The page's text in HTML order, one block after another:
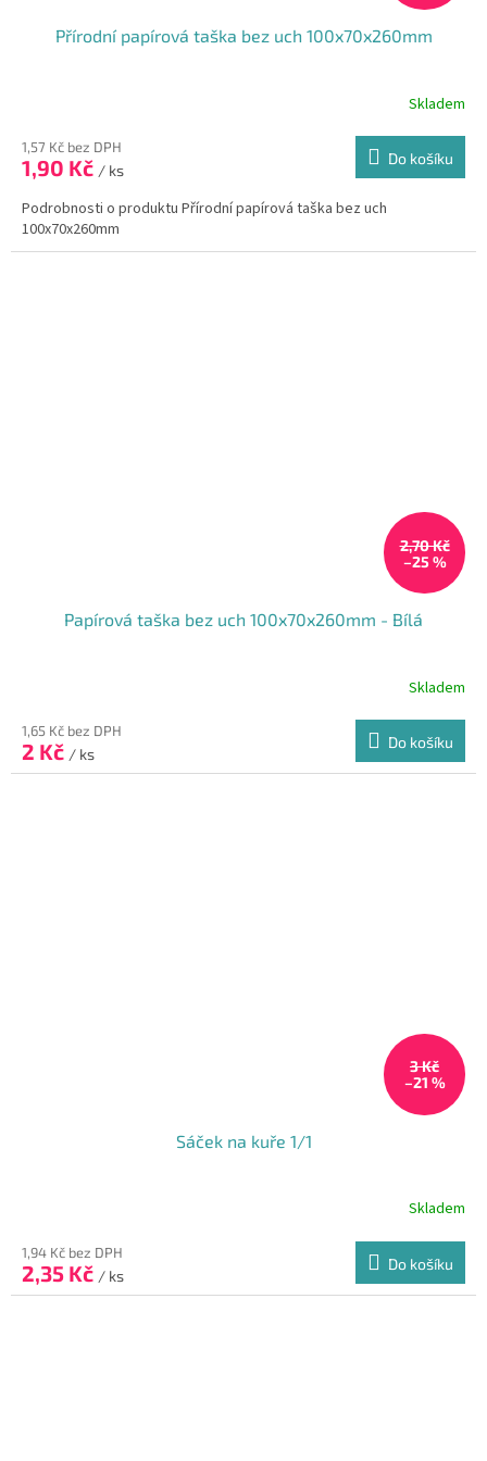
Přírodní papírová taška bez uch 100x70x260mm
Skladem
1,57 Kč bez DPH
1,90 Kč / ks
Do košíku
Podrobnosti o produktu Přírodní papírová taška bez uch
100x70x260mm
2,70 Kč
–25 %
Papírová taška bez uch 100x70x260mm - Bílá
produktu
je
5,0
Skladem
1,65 Kč bez DPH
2 Kč / ks
Do košíku
3 Kč
–21 %
Sáček na kuře 1/1
Skladem
1,94 Kč bez DPH
2,35 Kč / ks
Do košíku